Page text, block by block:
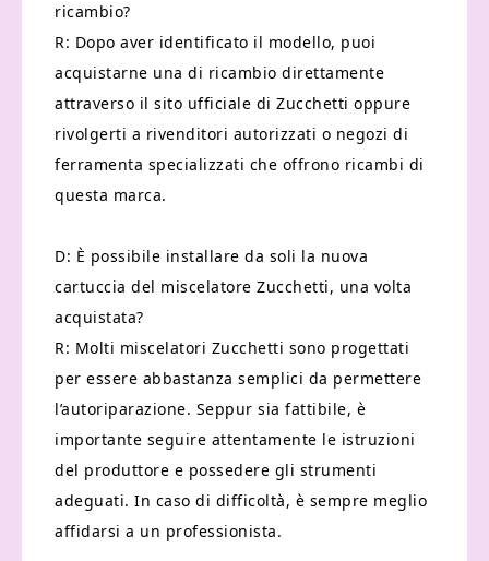
ricambio?
R: Dopo aver identificato il modello, puoi
acquistarne una di ricambio direttamente
attraverso il sito ufficiale di Zucchetti oppure
rivolgerti a rivenditori autorizzati o negozi di
ferramenta specializzati che offrono ricambi di
questa marca.
D: È possibile installare da soli la nuova
cartuccia del miscelatore Zucchetti, una volta
acquistata?
R: Molti miscelatori Zucchetti sono progettati
per essere abbastanza semplici da permettere
l’autoriparazione. Seppur sia fattibile, è
importante seguire attentamente le istruzioni
del produttore e possedere gli strumenti
adeguati. In caso di difficoltà, è sempre meglio
affidarsi a un professionista.